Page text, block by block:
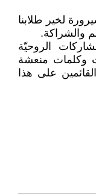
لخير طلابنا
والشراكة.
الروحيّة
وكلمات منعشة
على هذا